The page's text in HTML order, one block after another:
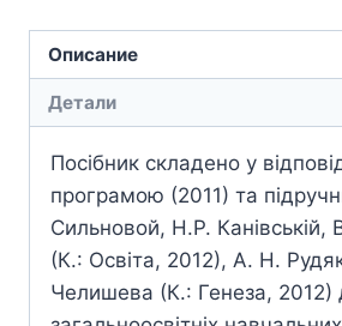
Описание
Детали
Посібник складено у
програмою (2011) та
Сильновой, Н.Р. Канівській,
(К.: Освіта, 2012), А. Н.
Челишева (К.: Генеза, 2012)